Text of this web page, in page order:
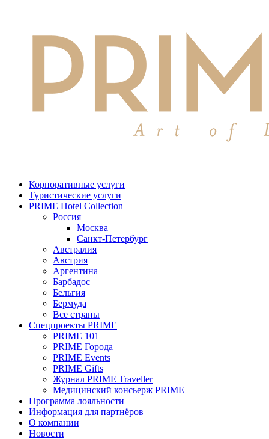
Корпоративные услуги
Туристические услуги
PRIME Hotel Collection
Россия
Москва
Санкт-Петербург
Австралия
Австрия
Аргентина
Барбадос
Бельгия
Бермуда
Все страны
Спецпроекты PRIME
PRIME 101
PRIME Города
PRIME Events
PRIME Gifts
Журнал PRIME Traveller
Медицинский консьерж PRIME
Программа лояльности
Информация для партнёров
О компании
Новости